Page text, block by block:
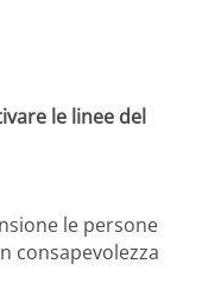
le linee del
le persone
consapevolezza